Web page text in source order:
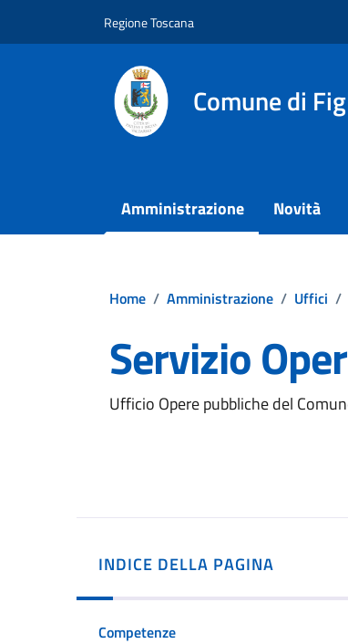
Regione Toscana
Comune di
Amministrazione Novità
Home / Amministrazione / Uffici /
Servizio
Ufficio Opere pubbliche del
INDICE DELLA PAGINA
Competenze